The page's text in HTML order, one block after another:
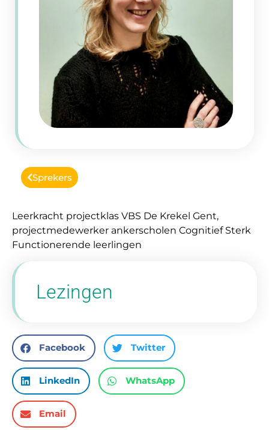
Sprekers
Leerkracht projectklas VBS De Krekel Gent,
projectmedewerker ankerscholen Cognitief Sterk
Functionerende leerlingen
Lezingen
Facebook Twitter
LinkedIn WhatsApp
Email